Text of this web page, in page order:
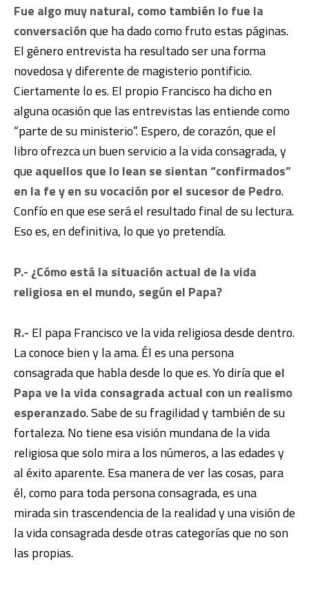
Fue algo muy natural, como también lo fue la
conversaciónque ha dado como fruto estas páginas.
El género entrevista ha resultado ser una forma
novedosa y diferente de magisterio pontificio.
Ciertamente lo es. El propio Francisco ha dicho en
alguna ocasión que las entrevistas las entiende como
“parte de su ministerio”. Espero, de corazón, que el
libro ofrezca un buen servicio a la vida consagrada, y
que aquellos que lo lean se sientan “confirmados”
en la fe y en su vocación por el sucesor de Pedro.
Confío en que ese será el resultado final de su lectura.
Eso es, en definitiva, lo que yo pretendía.
P.- ¿Cómo está la situación actual de la vida
religiosa en el mundo, según el Papa?
R.- El papa Francisco ve la vida religiosa desde dentro.
La conoce bien y la ama. Él es una persona
consagrada que habla desde lo que es. Yo diría que el
Papa ve la vida consagrada actual con un realismo
esperanzado. Sabe de su fragilidad y también de su
fortaleza. No tiene esa visión mundana de la vida
religiosa que solo mira a los números, a las edades y
al éxito aparente. Esa manera de ver las cosas, para
él, como para toda persona consagrada, es una
mirada sin trascendencia de la realidad y una visión de
la vida consagrada desde otras categorías que no son
las propias.